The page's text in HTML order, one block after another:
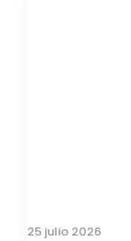
25 julio 2026